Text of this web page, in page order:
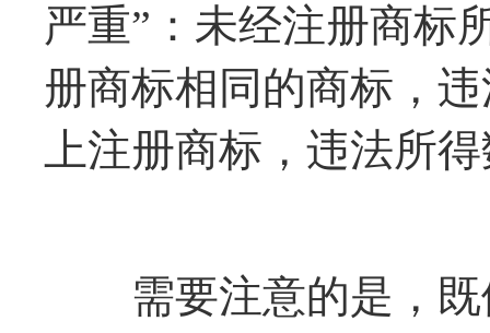
严重”：未经注册商标
册商标相同的商标，
上注册商标，违法所
需要注意的是，既